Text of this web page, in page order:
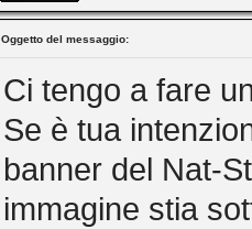
Oggetto del messaggio:
Ci tengo a fare
Se è tua
banner del Nat-
immagine stia